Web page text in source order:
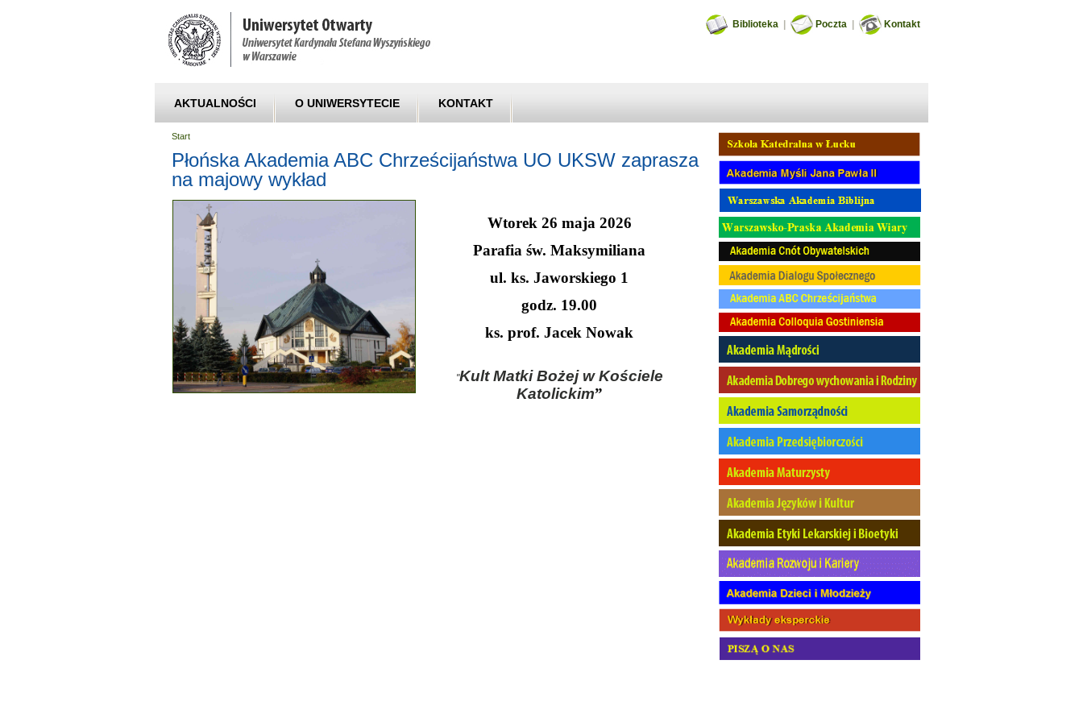
Biblioteka Poczta Kontakt
AKTUALNOŚCI O UNIWERSYTECIE KONTAKT
Start
Płońska Akademia ABC Chrześcijaństwa UO UKSW zaprasza
na majowy wykład
Wtorek 26 maja 2026
Parafia św. Maksymiliana
ul. ks. Jaworskiego 1
godz. 19.00
ks. prof. Jacek Nowak
"Kult Matki Bożej w Kościele
Katolickim”